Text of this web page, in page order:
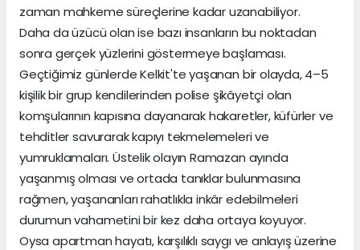
zaman mahkeme süreçlerine kadar uzanabiliyor.
Daha da üzücü olan ise bazı insanların bu noktadan
sonra gerçek yüzlerini göstermeye başlaması.
Geçtiğimiz günlerde Kelkit'te yaşanan bir olayda, 4–5
kişilik bir grup kendilerinden polise şikâyetçi olan
komşularının kapısına dayanarak hakaretler, küfürler ve
tehditler savurarak kapıyı tekmelemeleri ve
yumruklamaları. Üstelik olayın Ramazan ayında
yaşanmış olması ve ortada tanıklar bulunmasına
rağmen, yaşananları rahatlıkla inkâr edebilmeleri
durumun vahametini bir kez daha ortaya koyuyor.
Oysa apartman hayatı, karşılıklı saygı ve anlayış üzerine